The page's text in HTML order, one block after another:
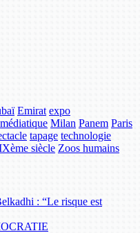
Emirat expo
médiatique Milan Panem Paris
tapage technologie
siècle Zoos humains
: “Le risque est